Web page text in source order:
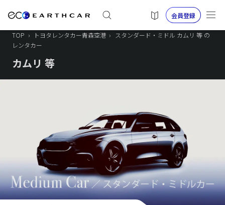
会員登録
TOP › トヨタレンタカー青森空港 ›
スタンダード・ミドル カムリ 等 の
レンタカー
カムリ 等